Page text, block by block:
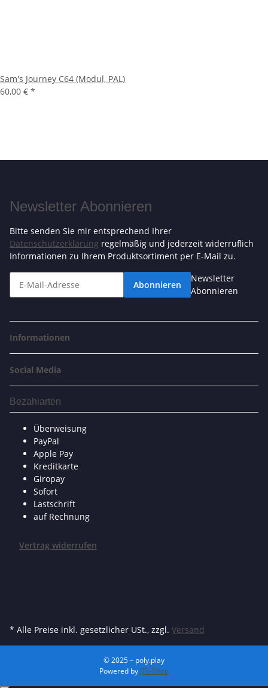
Sam's Journey C64 (Modul, PAL)
60,00 € *
Newsletter Abonnieren
Bitte senden Sie mir entsprechend Ihrer
Datenschutzerklärung regelmäßig und jederzeit widerruflich
Informationen zu Ihrem Produktsortiment per E-Mail zu.
Abonnieren
Newsletter
Abonnieren
Informationen
Social Media
Bezahlarten
Überweisung
PayPal
Apple Pay
Kreditkarte
Giropay
Sofort
Lastschrift
auf Rechnung
Vertrag widerrufen
* Alle Preise inkl. gesetzlicher USt., zzgl. Versand
© 2025 – poly.play
Powered by JTL-Shop